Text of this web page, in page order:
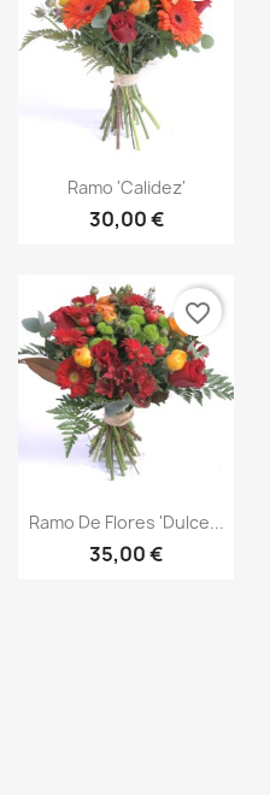
Vista rápida
Ramo 'Calidez'
30,00 €
Vista rápida
Ramo De Flores 'Dulce...
35,00 €
favorite_border